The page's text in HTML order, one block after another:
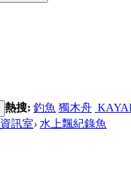
熱搜: 釣魚 獨木舟
資訊室› 水上飄紀錄魚